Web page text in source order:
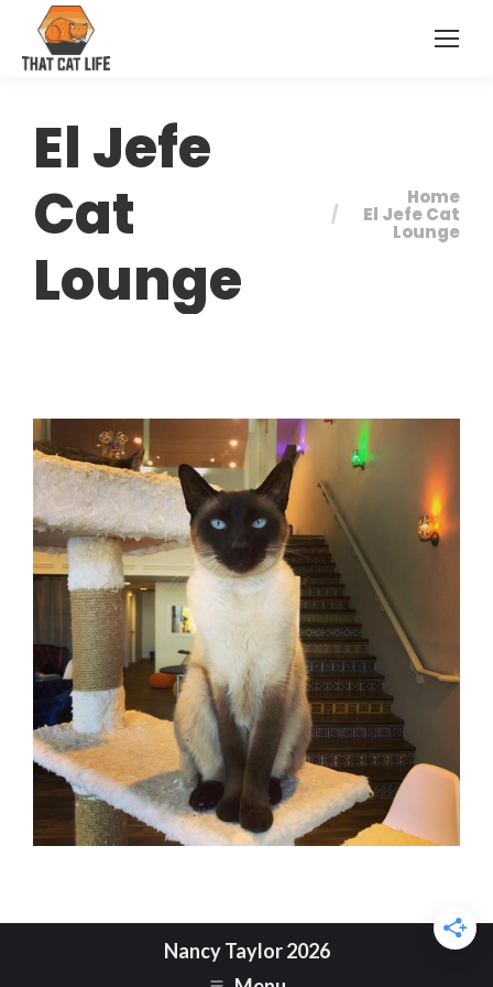
El Jefe
Cat
Lounge
You are here:
Home
El Jefe Cat
Lounge
Nancy Taylor 2026